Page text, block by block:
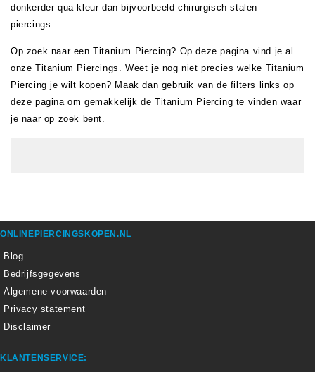
donkerder qua kleur dan bijvoorbeeld chirurgisch stalen
piercings.
Op zoek naar een Titanium Piercing? Op deze pagina vind je al
onze Titanium Piercings. Weet je nog niet precies welke Titanium
Piercing je wilt kopen? Maak dan gebruik van de filters links op
deze pagina om gemakkelijk de Titanium Piercing te vinden waar
je naar op zoek bent.
ONLINEPIERCINGSKOPEN.NL
Blog
Bedrijfsgegevens
Algemene voorwaarden
Privacy statement
Disclaimer
KLANTENSERVICE: